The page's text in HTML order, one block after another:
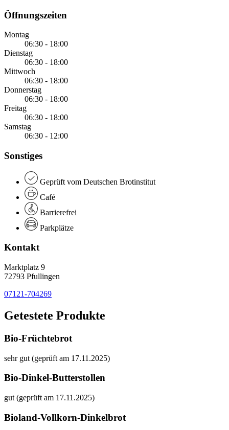
Öffnungszeiten
Montag
06:30 - 18:00
Dienstag
06:30 - 18:00
Mittwoch
06:30 - 18:00
Donnerstag
06:30 - 18:00
Freitag
06:30 - 18:00
Samstag
06:30 - 12:00
Sonstiges
Geprüft vom Deutschen Brotinstitut
Café
Barrierefrei
Parkplätze
Kontakt
Marktplatz 9
72793 Pfullingen
07121-704269
Getestete Produkte
Bio-Früchtebrot
sehr gut (geprüft am 17.11.2025)
Bio-Dinkel-Butterstollen
gut (geprüft am 17.11.2025)
Bioland-Vollkorn-Dinkelbrot